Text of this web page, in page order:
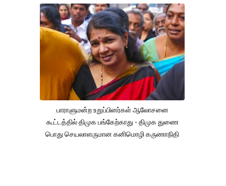
பாராளுமன்ற உறுப்பினர்கள் ஆலோசனை
கூட்டத்தில் திமுக பங்கேற்காது - திமுக துணை
பொது செயலாளருமான கனிமொழி கருணாநிதி